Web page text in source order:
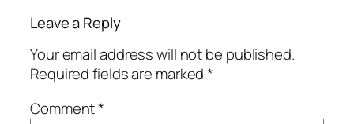
Leave a Reply
Your email address will not be published.
Required fields are marked*
Comment*